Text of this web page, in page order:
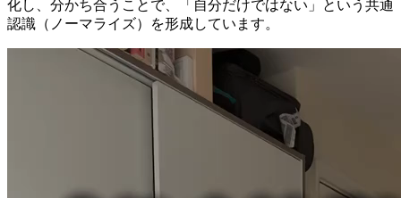
化し、分かち合うことで、「自分だけではない」という共通
認識（ノーマライズ）を形成しています。